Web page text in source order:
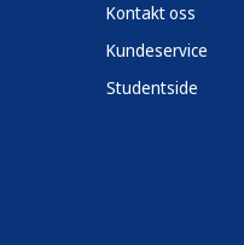
Kontakt oss
Kundeservice
Studentside